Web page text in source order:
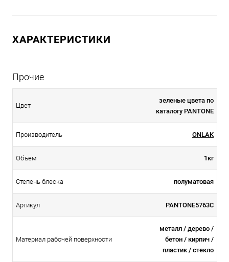
ХАРАКТЕРИСТИКИ
Прочие
Цвет
зеленые цвета по
каталогу PANTONE
Производитель ONLAK
Объем 1кг
Степень блеска полуматовая
Артикул PANTONE5763C
Материал рабочей поверхности
металл / дерево /
бетон / кирпич /
пластик / стекло